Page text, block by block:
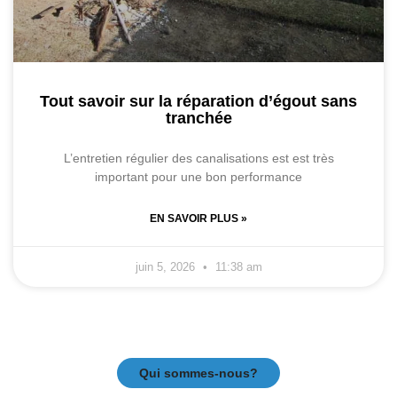
Tout savoir sur la réparation d’égout sans
tranchée
L’entretien régulier des canalisations est est très
important pour une bon performance
EN SAVOIR PLUS »
juin 5, 2026 11:38 am
Qui sommes-nous?